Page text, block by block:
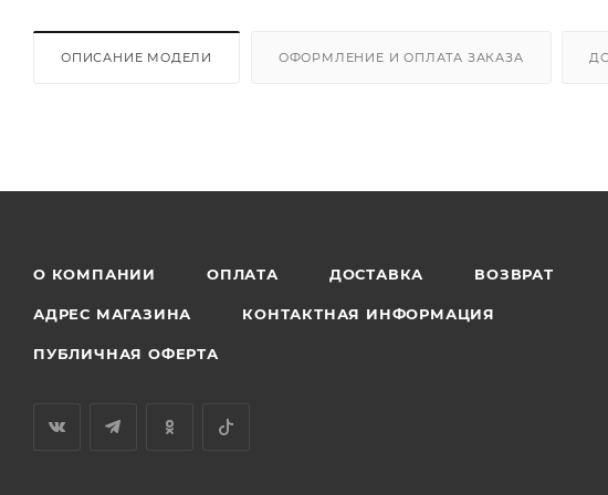
ОПИСАНИЕ МОДЕЛИ ОФОРМЛЕНИЕ И ОПЛАТА ЗАКАЗА
О КОМПАНИИ ОПЛАТА ДОСТАВКА ВОЗВРАТ
АДРЕС МАГАЗИНА КОНТАКТНАЯ ИНФОРМАЦИЯ
ПУБЛИЧНАЯ ОФЕРТА